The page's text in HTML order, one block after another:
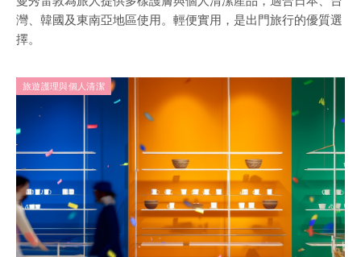
灣、韓國及東南亞地區使用。輕便實用，是出門旅行的優質選
擇。
旅遊護理與個人清潔